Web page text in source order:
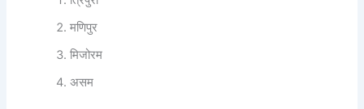
मणिपुर
मिजोरम
असम